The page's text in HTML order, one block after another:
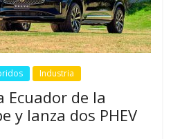
Industria
Ecuador de la
y lanza dos PHEV